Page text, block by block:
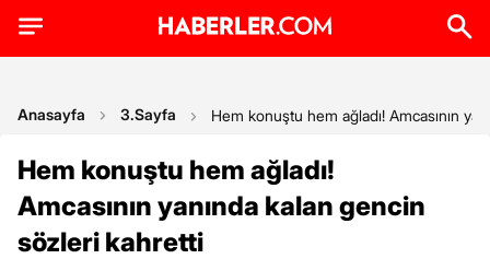
Anasayfa 3.Sayfa Hem konuştu hem ağladı! Amcasının
Hem konuştu hem ağladı!
Amcasının yanında kalan gencin
sözleri kahretti